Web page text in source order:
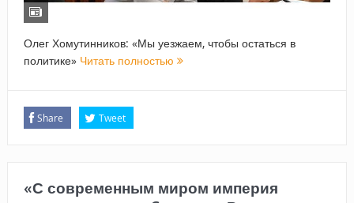
Олег Хомутинников: «Мы уезжаем, чтобы остаться в
политике» Читать полностью
Share Tweet
«С современным миром империя